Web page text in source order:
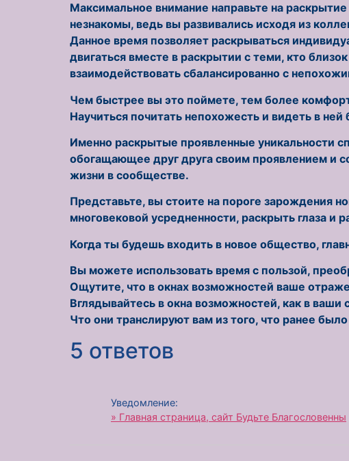
Максимальное внимание направьте на
незнакомы, ведь вы развивались исходя из
Данное время позволяет раскрываться
двигаться вместе в раскрытии с теми, кто
взаимодействовать сбалансированно с
Чем быстрее вы это поймете, тем более
Научиться почитать непохожесть и видеть в
Именно раскрытые проявленные уникальности
обогащающее друг друга своим проявлением
жизни в сообществе.
Представьте, вы стоите на пороге зарождения
многовековой усредненности, раскрыть глаза
Когда ты будешь входить в новое общество,
Вы можете использовать время с пользой,
Ощутите, что в окнах возможностей ваше
Вглядывайтесь в окна возможностей, как в ваши
Что они транслируют вам из того, что ранее
5 ответов
Уведомление:
» Главная страница, сайт Будьте Благословенны